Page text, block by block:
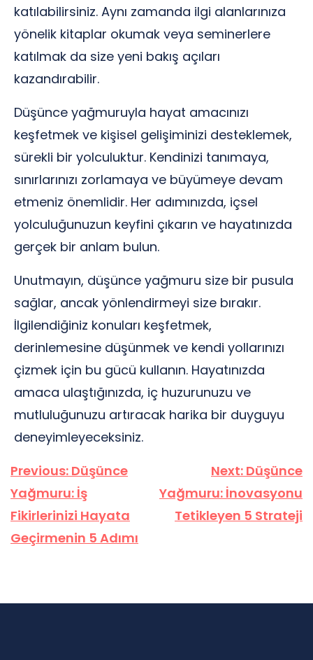
katılabilirsiniz. Aynı zamanda ilgi alanlarınıza
yönelik kitaplar okumak veya seminerlere
katılmak da size yeni bakış açıları
kazandırabilir.
Düşünce yağmuruyla hayat amacınızı
keşfetmek ve kişisel gelişiminizi desteklemek,
sürekli bir yolculuktur. Kendinizi tanımaya,
sınırlarınızı zorlamaya ve büyümeye devam
etmeniz önemlidir. Her adımınızda, içsel
yolculuğunuzun keyfini çıkarın ve hayatınızda
gerçek bir anlam bulun.
Unutmayın, düşünce yağmuru size bir pusula
sağlar, ancak yönlendirmeyi size bırakır.
İlgilendiğiniz konuları keşfetmek,
derinlemesine düşünmek ve kendi yollarınızı
çizmek için bu gücü kullanın. Hayatınızda
amaca ulaştığınızda, iç huzurunuzu ve
mutluluğunuzu artıracak harika bir duyguyu
deneyimleyeceksiniz.
Yazı
gezinmesi
Previous: Düşünce
Yağmuru: İş
Fikirlerinizi Hayata
Geçirmenin 5 Adımı
Next: Düşünce
Yağmuru: İnovasyonu
Tetikleyen 5 Strateji